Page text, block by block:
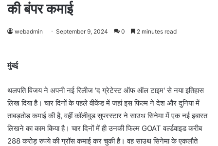
की बंपर कमाई
webadmin September 9, 2024 0 2 minutes read
मुंबई
थलपति विजय ने अपनी नई रिलीज 'द ग्रेटेस्‍ट ऑफ ऑल टाइम' से नया इतिहास
लिख दिया है। चार दिनों के पहले वीकेंड में जहां इस फिल्‍म ने देश और दुनिया में
ताबड़तोड़ कमाई की है, वहीं कॉलीवुड सुपरस्‍टार ने साउथ सिनेमा में एक नई इबारत
लिखने का काम किया है। चार दिनों में ही उनकी फिल्‍म GOAT वर्ल्‍डवाइड करीब
288 करोड़ रुपये की ग्रॉस कमाई कर चुकी है। वह साउथ सिनेमा के एकलौते